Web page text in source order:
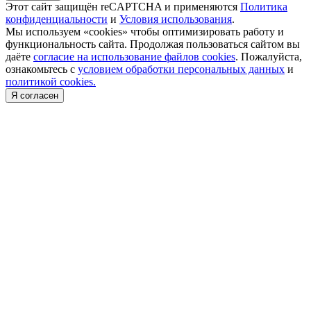
Этот сайт защищён reCAPTCHA и применяются Политика
конфиденциальности и Условия использования.
Мы используем «cookies» чтобы оптимизировать работу и
функциональность сайта. Продолжая пользоваться сайтом вы
даёте согласие на использование файлов cookies. Пожалуйста,
ознакомьтесь с условием обработки персональных данных и
политикой cookies.
Я согласен